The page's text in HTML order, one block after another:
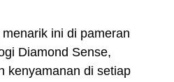
ini di pameran
Diamond Sense,
kenyamanan di setiap